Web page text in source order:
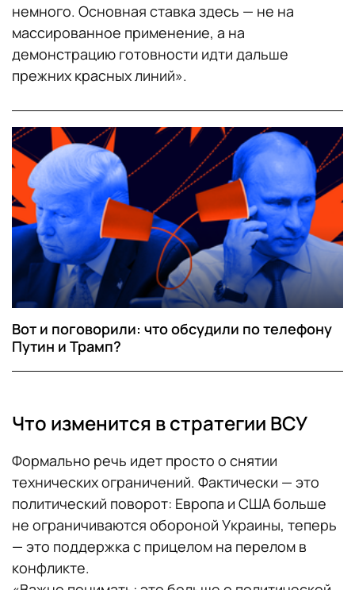
немного. Основная ставка здесь — не на
массированное применение, а на
демонстрацию готовности идти дальше
прежних красных линий».
Вот и поговорили: что обсудили по телефону
Путин и Трамп?
Что изменится в стратегии ВСУ
Формально речь идет просто о снятии
технических ограничений. Фактически — это
политический поворот: Европа и США больше
не ограничиваются обороной Украины, теперь
— это поддержка с прицелом на перелом в
конфликте.